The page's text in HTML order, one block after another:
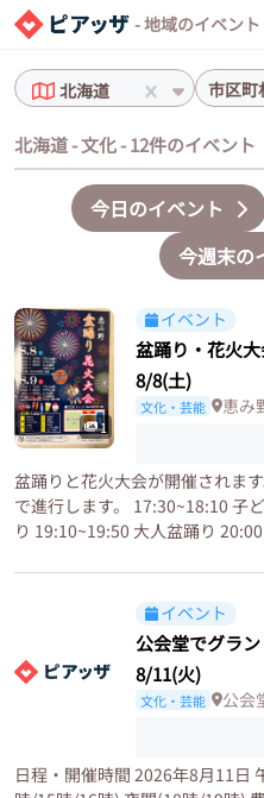
- 地域のイベント
北海道 市区町
北海道 - 文化 - 12件のイベント
今日のイベント
今週末の
1
イベント
盆踊り・花火
8/8(土)
文化・芸能 恵み
盆踊りと花火大会が開催されま
で進行します。 17:30~18:10 子
り 19:10~19:50 大人盆踊り
イベント
公会堂でグラ
8/11(火)
文化・芸能 公会
日程・開催時間 2026年8月11日